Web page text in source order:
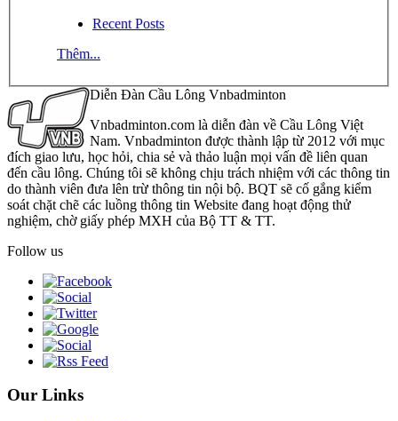
Recent Posts
Thêm...
Diễn Đàn Cầu Lông Vnbadminton
Vnbadminton.com là diễn đàn về Cầu Lông Việt
Nam. Vnbadminton được thành lập từ 2012 với mục
đích giao lưu, học hỏi, chia sẻ và thảo luận mọi vấn đề liên quan
đến cầu lông. Chúng tôi sẽ không chịu trách nhiệm với các thông tin
do thành viên đưa lên trừ thông tin nội bộ. BQT sẽ cố gắng kiểm
soát chặt chẽ các luồng thông tin Website đang hoạt động thử
nghiệm, chờ giấy phép MXH của Bộ TT & TT.
Follow us
Our Links